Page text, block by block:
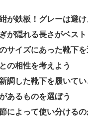
が鉄板！グレーは避け
が隠れる長さがベスト
サイズにあった靴下を
の相性を考えよう
調した靴下を履いてい
あるものを選ぼう
によって使い分けるの